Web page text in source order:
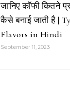
जानिए कॉफी कितने
कैसे बनाई जाती है |
Flavors in Hindi
September 11, 2023